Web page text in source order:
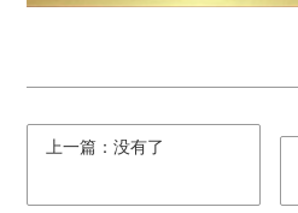
上一篇：没有了